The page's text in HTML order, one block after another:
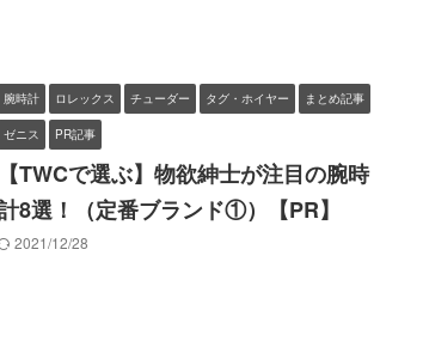
腕時計 ロレックス チューダー タグ・ホイヤー まとめ記事
ゼニス PR記事
【TWCで選ぶ】物欲紳士が注目の腕時
8選！（定番ブランド①）【PR】
2021/12/28